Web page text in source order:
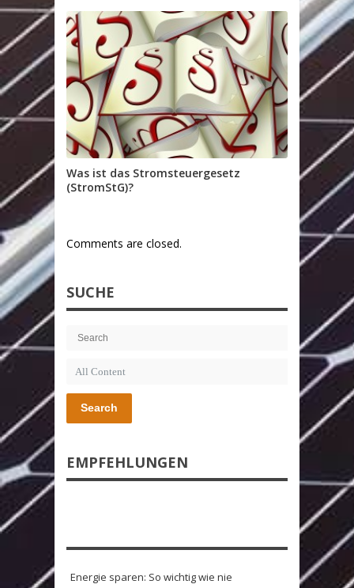
Was ist das Stromsteuergesetz
(StromStG)?
Comments are closed.
SUCHE
Search
EMPFEHLUNGEN
Energie sparen: So wichtig wie nie